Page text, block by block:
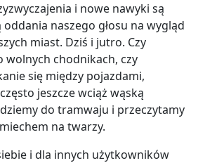
i nowe nawyki są
naszego głosu na wygląd
miast. Dziś i jutro. Czy
wolnych chodnikach, czy
się między pojazdami,
jeszcze wciąż wąską
do tramwaju i przeczytamy
na twarzy.
i dla innych użytkowników